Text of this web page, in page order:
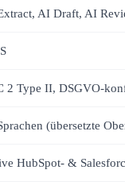
AI Draft, AI
2 Type II, DSGVO-
(übersetzte
HubSpot- &